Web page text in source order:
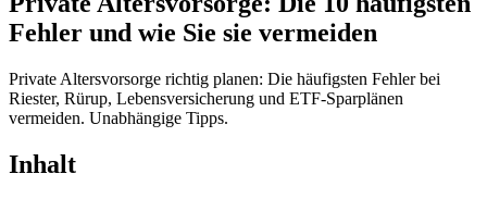
Fehler und wie Sie sie vermeiden
Private Altersvorsorge richtig planen: Die häufigsten Fehler bei
Riester, Rürup, Lebensversicherung und ETF-Sparplänen
vermeiden. Unabhängige Tipps.
Inhalt